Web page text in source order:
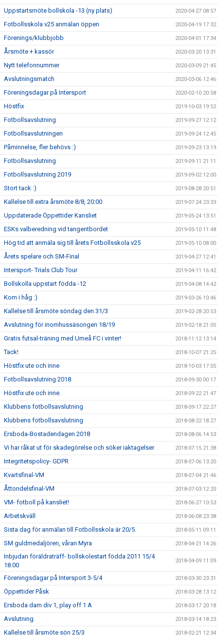
Uppstartsmöte bollskola -13 (ny plats) 2020-04-27 08:57
Fotbollsskola v25 anmälan öppen 2020-04-19 17:32
Förenings/klubbjobb 2020-04-01 17:34
Årsmöte + kassör 2020-03-20 13:31
Nytt telefonnummer 2020-03-09 21:45
Avslutningsmatch 2020-03-06 12:46
Föreningsdagar på Intersport 2020-02-10 20:58
Höstfix 2019-10-03 19:52
Fotbollsavslutning 2019-09-27 12:12
Fotbollsavslutningen 2019-09-24 12:45
Påminnelse, fler behövs :) 2019-09-23 13:19
Fotbollsavslutning 2019-09-11 21:11
Fotbollsavslutning 2019 2019-09-02 12:00
Stort tack :) 2019-08-28 20:51
Kallelse till extra årsmöte 8/8, 20:00 2019-07-24 23:33
Uppdaterade Öppettider Kansliet 2019-05-24 13:51
ESKs valberedning vid tangentbordet 2019-05-10 11:48
Hög tid att anmäla sig till årets Fotbollsskola v25 2019-05-10 08:00
Årets spelare och SM-Final 2019-04-27 12:41
Intersport- Trials Club Tour 2019-04-11 16:42
Bollskolla uppstart födda -12 2019-04-08 14:42
Kom i håg :) 2019-03-26 10:46
Kallelse till årsmöte söndag den 31/3 2019-02-28 20:53
Avslutning för inomhussäsongen 18/19 2019-02-18 21:05
Gratis futsal-träning med Umeå FC i vinter! 2018-11-12 13:14
Tack! 2018-10-07 21:25
Höstfix ute och inne 2018-10-03 17:05
Fotbollsavslutning 2018 2018-09-30 00:17
Höstfix ute och inne. 2018-09-22 21:47
Klubbens fotbollsavslutning 2018-09-17 22:27
Klubbens fotbollsavslutning 2018-08-22 18:27
Ersboda-Bostadendagen 2018 2018-08-06 14:53
Vi har råkat ut för skadegörelse och söker iaktagelser 2018-07-15 21:38
Integritetspolicy- GDPR 2018-07-06 13:20
Kvartsfinal-VM 2018-07-04 21:46
Åttondelsfinal-VM 2018-07-03 12:20
VM- fotboll på kansliet! 2018-06-27 10:53
Arbetskväll 2018-06-08 23:38
Sista dag för anmälan till Fotbollsskola är 20/5. 2018-05-11 09:11
SM guldmedaljören, våran Myra 2018-04-21 14:26
Inbjudan föräldraträff- bollskolestart födda 2011 15/4
18.00
2018-04-09 11:09
Föreningsdagar på Intersport 3-5/4 2018-03-30 23:31
Öppettider Påsk 2018-03-28 13:12
Ersboda dam div 1, play off 1 A 2018-03-17 20:18
Avslutning 2018-03-14 18:23
Kallelse till årsmöte sön 25/3 2018-02-21 12:34